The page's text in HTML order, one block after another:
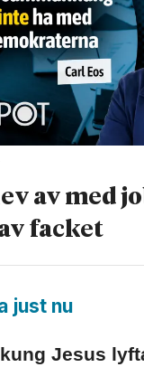
av med
facket
just nu
Jesus